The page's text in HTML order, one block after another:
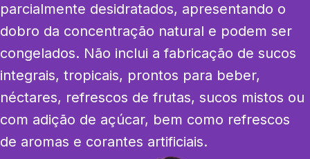
parcialmente desidratados, apresentando o
dobro da concentração natural e podem ser
congelados. Não inclui a fabricação de sucos
integrais, tropicais, prontos para beber,
néctares, refrescos de frutas, sucos mistos ou
com adição de açúcar, bem como refrescos
de aromas e corantes artificiais.